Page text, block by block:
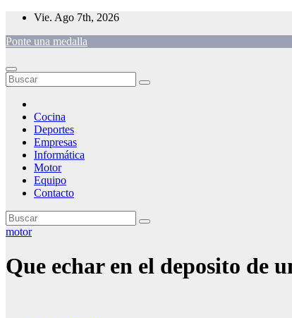
Saltar
contenido
Vie. Ago 7th, 2026
Ponte una medalla
Cocina
Deportes
Empresas
Informática
Motor
Equipo
Contacto
motor
Que echar en el deposito de